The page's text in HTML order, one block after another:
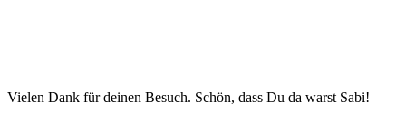
Vielen Dank für deinen Besuch. Schön, dass Du da warst Sabi!